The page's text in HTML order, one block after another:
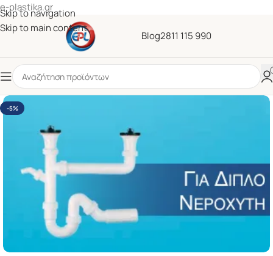
e-plastika.gr
Skip to navigation
Skip to main content
Blog2811 115 990
-5%